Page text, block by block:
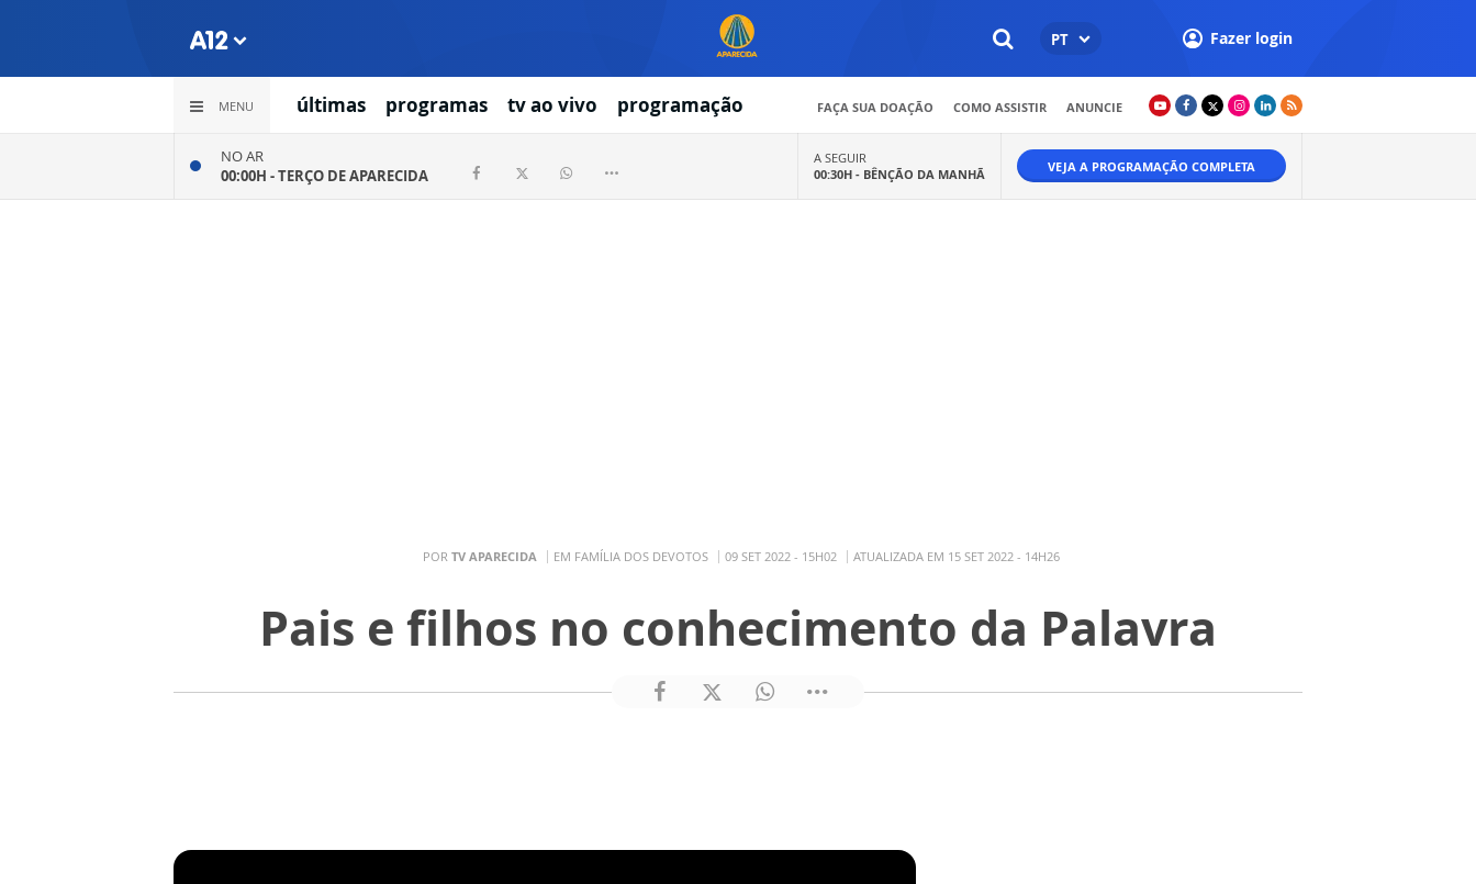
PT Fazer login
MENU últimas programas tv ao vivo programação FAÇA SUA DOAÇÃO COMO ASSISTIR ANUNCIE
NO AR
00:00H -TERÇO DE APARECIDA
A SEGUIR
00:30H - BÊNÇÃO DA MANHÃ VEJA A PROGRAMAÇÃO COMPLETA
POR TV APARECIDA EM FAMÍLIA DOS DEVOTOS 09 SET 2022 - 15H02 ATUALIZADA EM 15 SET 2022 - 14H26
Pais e filhos no conhecimento da Palavra